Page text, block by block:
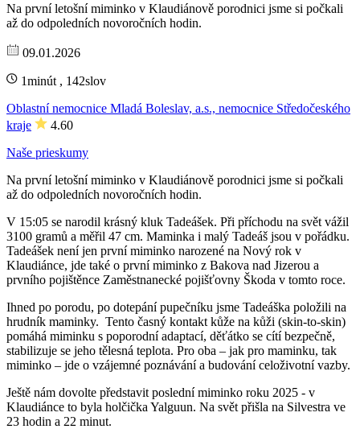
Na první letošní miminko v Klaudiánově porodnici jsme si počkali
až do odpoledních novoročních hodin.
09.01.2026
1minút , 142slov
Oblastní nemocnice Mladá Boleslav, a.s., nemocnice Středočeského
kraje
4.60
Naše prieskumy
Na první letošní miminko v Klaudiánově porodnici jsme si počkali
až do odpoledních novoročních hodin.
V 15:05 se narodil krásný kluk Tadeášek. Při příchodu na svět vážil
3100 gramů a měřil 47 cm. Maminka i malý Tadeáš jsou v pořádku.
Tadeášek není jen první miminko narozené na Nový rok v
Klaudiánce, jde také o první miminko z Bakova nad Jizerou a
prvního pojištěnce Zaměstnanecké pojišťovny Škoda v tomto roce.
Ihned po porodu, po dotepání pupečníku jsme Tadeáška položili na
hrudník maminky. Tento časný kontakt kůže na kůži (skin-to-skin)
pomáhá miminku s poporodní adaptací, děťátko se cítí bezpečně,
stabilizuje se jeho tělesná teplota. Pro oba – jak pro maminku, tak
miminko – jde o vzájemné poznávání a budování celoživotní vazby.
Ještě nám dovolte představit poslední miminko roku 2025 - v
Klaudiánce to byla holčička Yalguun. Na svět přišla na Silvestra ve
23 hodin a 22 minut.